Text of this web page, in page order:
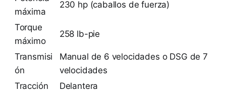
máxima
230 hp (caballos de fuerza)
Torque
máximo
258 lb-pie
Transmisi
ón
Manual de 6 velocidades o DSG de 7
velocidades
Tracción
Delantera